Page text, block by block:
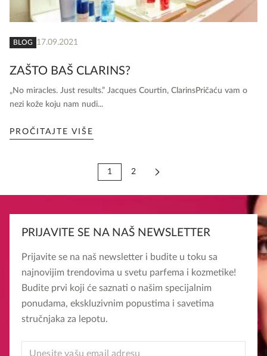
BLOG 17.09.2021
ZAŠTO BAŠ CLARINS?
„No miracles. Just results.” Jacques Courtin, ClarinsPričaću vam o
nezi kože koju nam nudi...
PROČITAJTE VIŠE
1 2
PRIJAVITE SE NA NAŠ NEWSLETTER
Prijavite se na naš newsletter i budite u toku sa
najnovijim trendovima u svetu parfema i kozmetike!
Budite prvi koji će saznati o našim specijalnim
ponudama, ekskluzivnim popustima i savetima
stručnjaka za lepotu.
EMAIL